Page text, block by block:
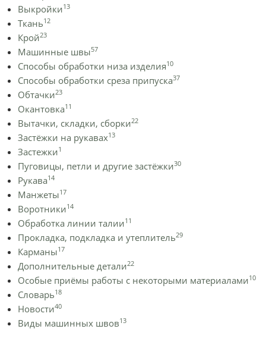
Выкройки13
Ткань12
Крой23
Машинные швы57
Способы обработки низа изделия10
Способы обработки среза припуска37
Обтачки23
Окантовка11
Вытачки, складки, сборки22
Застёжки на рукавах13
Застежки1
Пуговицы, петли и другие застёжки30
Рукава14
Манжеты17
Воротники14
Обработка линии талии11
Прокладка, подкладка и утеплитель29
Карманы17
Дополнительные детали22
Особые приёмы работы с некоторыми материалами10
Словарь18
Новости40
Виды машинных швов13